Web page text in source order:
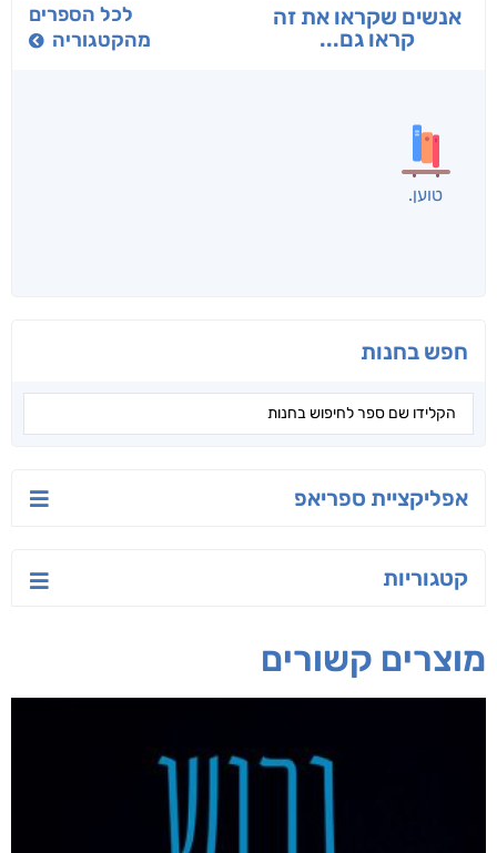
בפנוכו
חני שאטן
תרדמת
א. פ.
אנשים שקראו את זה
אפרת נבון אורנה לוי אליהו